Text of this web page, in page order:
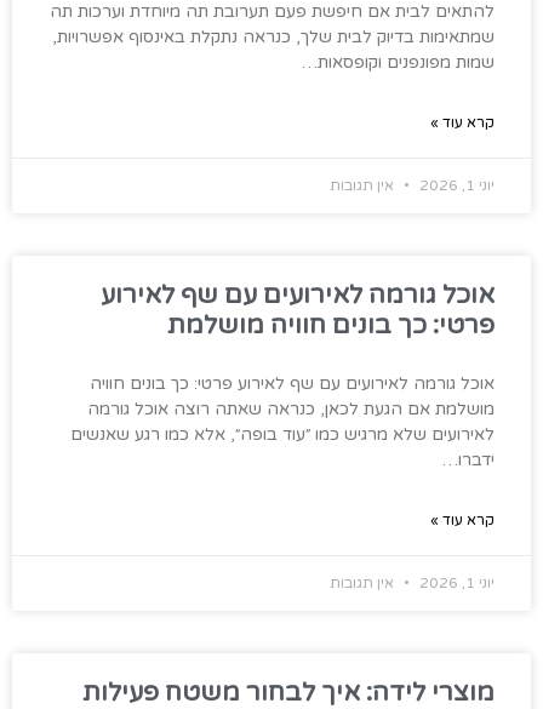
להתאים לבית אם חיפשת פעם תערובת תה מיוחדת וערכות תה
שמתאימות בדיוק לבית שלך, כנראה נתקלת באינסוף אפשרויות,
שמות מפונפנים וקופסאות…
קרא עוד »
יוני 1, 2026 אין תגובות
אוכל גורמה לאירועים עם שף לאירוע
פרטי: כך בונים חוויה מושלמת
אוכל גורמה לאירועים עם שף לאירוע פרטי: כך בונים חוויה
מושלמת אם הגעת לכאן, כנראה שאתה רוצה אוכל גורמה
לאירועים שלא מרגיש כמו ״עוד בופה״, אלא כמו רגע שאנשים
ידברו…
קרא עוד »
יוני 1, 2026 אין תגובות
מוצרי לידה: איך לבחור משטח פעילות